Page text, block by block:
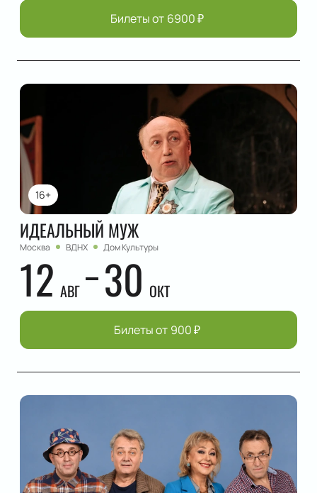
Билеты от 6900₽
16+
ИДЕАЛЬНЫЙ МУЖ
Москва ВДНХ Дом Культуры
12 АВГ 30 ОКТ
Билеты от 900₽